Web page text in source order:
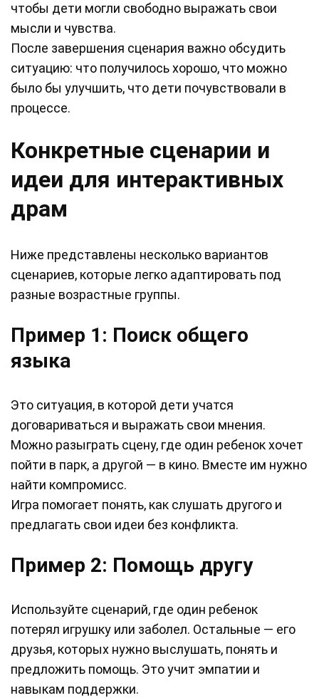
чтобы дети могли свободно выражать свои
мысли и чувства.
После завершения сценария важно обсудить
ситуацию: что получилось хорошо, что можно
было бы улучшить, что дети почувствовали в
процессе.
Конкретные сценарии и
идеи для интерактивных
драм
Ниже представлены несколько вариантов
сценариев, которые легко адаптировать под
разные возрастные группы.
Пример 1: Поиск общего
языка
Это ситуация, в которой дети учатся
договариваться и выражать свои мнения.
Можно разыграть сцену, где один ребенок хочет
пойти в парк, а другой — в кино. Вместе им нужно
найти компромисс.
Игра помогает понять, как слушать другого и
предлагать свои идеи без конфликта.
Пример 2: Помощь другу
Используйте сценарий, где один ребенок
потерял игрушку или заболел. Остальные — его
друзья, которых нужно выслушать, понять и
предложить помощь. Это учит эмпатии и
навыкам поддержки.